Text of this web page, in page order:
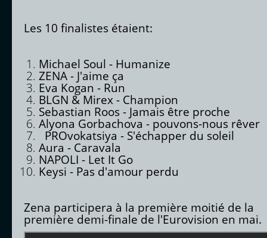
Les 10 finalistes étaient:
Michael Soul - Humanize
ZENA - J'aime ça
Eva Kogan - Run
BLGN & Mirex - Champion
Sebastian Roos - Jamais être proche
Alyona Gorbachova - pouvons-nous rêver
PROvokatsiya - S'échapper du soleil
Aura - Caravala
NAPOLI - Let It Go
Keysi - Pas d'amour perdu
Zena participera à la première moitié de la
première demi-finale de l'Eurovision en mai.